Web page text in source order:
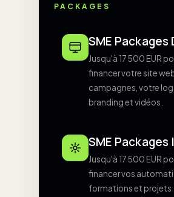
PACKAGES
SME
Jusqu'à 17 500 EUR
financer votre site
campagnes, votre
branding et vidéos.
SME Packages
Jusqu'à 17 500 EUR
financer vos
formations et projets